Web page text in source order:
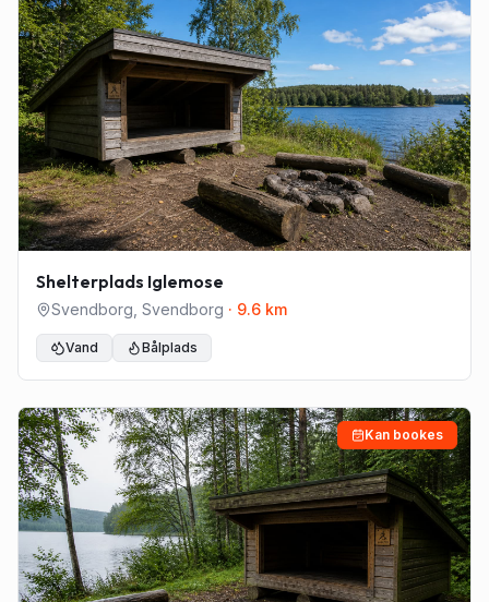
Shelterplads Iglemose
Svendborg Svendborg · 9.6 km
Vand Bålplads
Kan bookes